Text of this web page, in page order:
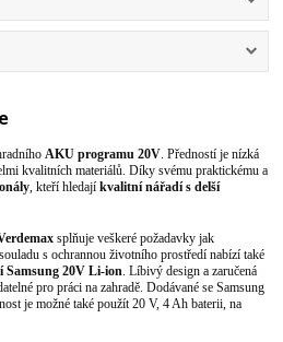
AKU programu 20V . Předností je nízká
kvalitních materiálů. Díky svému praktickému a
, kteří hledajíkvalitní nářadí s delší
splňuje veškeré požadavky jak
s ochrannou životního prostředí nabízí také
Samsung 20V Li-ion. Líbivý design a zaručená
pro práci na zahradě. Dodávané se Samsung
je možné také použít 20 V, 4 Ah baterii, na